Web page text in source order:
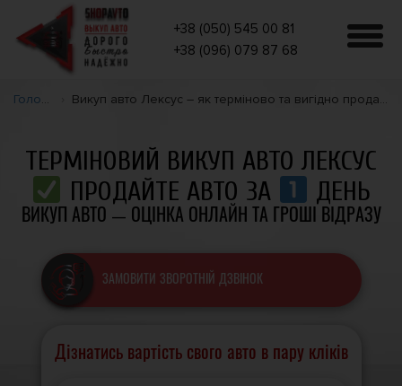
+38 (050) 545 00 81
+38 (096) 079 87 68
Головна Викуп авто Лексус – як терміново та вигідно продати автомобіль
ТЕРМІНОВИЙ ВИКУП АВТО ЛЕКСУС
ПРОДАЙТЕ АВТО ЗА
ДЕНЬ
ВИКУП АВТО — ОЦІНКА ОНЛАЙН ТА ГРОШІ ВІДРАЗУ
ЗАМОВИТИ ЗВОРОТНІЙ ДЗВІНОК
Дізнатись вартість свого авто в пару кліків